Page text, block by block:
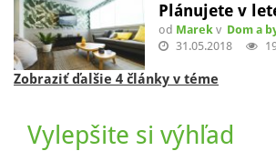
Plánujete v
od Marek v Dom a
31.05.2018
Zobraziť ďalšie 4 články v téme
Vylepšite si výhľad